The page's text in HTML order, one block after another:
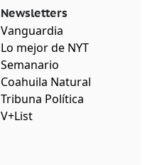
Newsletters
Vanguardia
Lo mejor de NYT
Semanario
Coahuila Natural
Tribuna Política
V+List